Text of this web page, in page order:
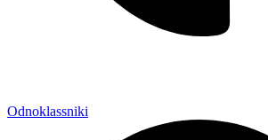
Odnoklassniki